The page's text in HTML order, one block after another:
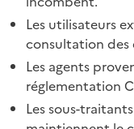
Les utilisateurs
consultation des
Les agents
réglementation
Les sous-